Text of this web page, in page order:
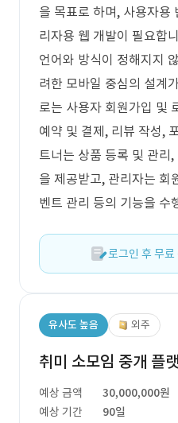
을 목표로 하며, 사용자용
리자용 웹 개발이 필요합
언어와 방식이 정해지지
려한 모바일 중심의 설계
로는 사용자 회원가입 및
예약 및 결제, 리뷰 작성,
트너는 상품 등록 및 관리
을 제공받고, 관리자는 회
벤트 관리 등의 기능을 수
로그인 후 무료
유사도 높음 외주
취미 소모임 중개 플
예상 금액
30,000,000원
예상 기간
90일